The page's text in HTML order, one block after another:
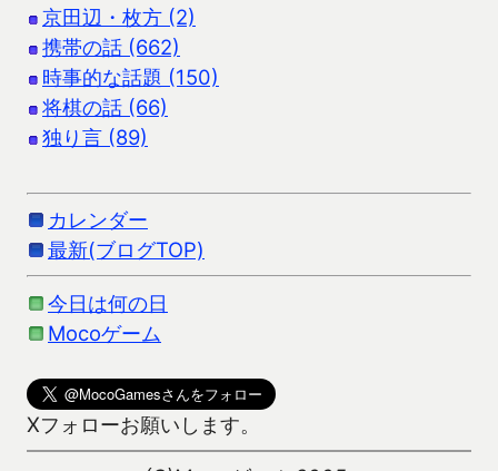
京田辺・枚方 (2)
携帯の話 (662)
時事的な話題 (150)
将棋の話 (66)
独り言 (89)
カレンダー
最新(ブログTOP)
今日は何の日
Mocoゲーム
Xフォローお願いします。